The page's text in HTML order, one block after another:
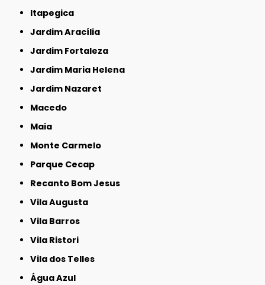
Itapegica
Jardim Aracília
Jardim Fortaleza
Jardim Maria Helena
Jardim Nazaret
Macedo
Maia
Monte Carmelo
Parque Cecap
Recanto Bom Jesus
Vila Augusta
Vila Barros
Vila Ristori
Vila dos Telles
Água Azul